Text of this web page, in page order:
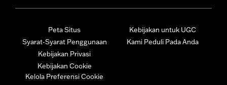
Peta Situs
Syarat-Syarat Penggunaan
Kebijakan Privasi
Kebijakan Cookie
Kelola Preferensi Cookie
Kebijakan untuk UGC
Kami Peduli Pada Anda